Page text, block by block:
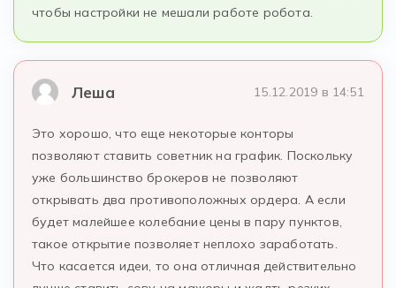
чтобы настройки не мешали работе робота.
Леша 15.12.2019 в 14:51
Это хорошо, что еще некоторые конторы
позволяют ставить советник на график. Поскольку
уже большинство брокеров не позволяют
открывать два противоположных ордера. А если
будет малейшее колебание цены в пару пунктов,
такое открытие позволяет неплохо заработать.
Что касается идеи, то она отличная действительно